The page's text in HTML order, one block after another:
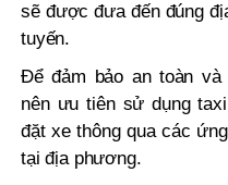
sẽ được đưa đến đúng
tuyến.
Để đảm bảo an toàn
nên ưu tiên sử dụng
đặt xe thông qua các
tại địa phương.